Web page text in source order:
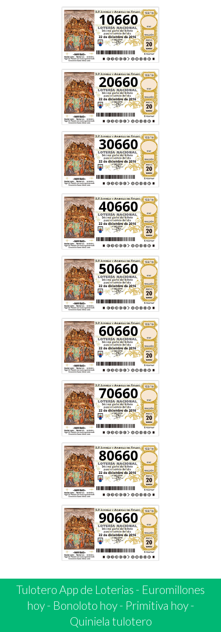
10660
20660
30660
40660
50660
60660
70660
80660
90660
Tulotero App de Loterias - Euromillones
hoy- Bonoloto hoy- Primitiva hoy-
Quiniela tulotero